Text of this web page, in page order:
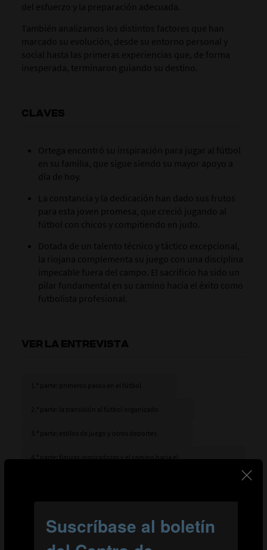
del esfuerzo y la preparación adecuada.
También analizamos los distintos factores que han
marcado su evolución, desde su entorno personal y
social hasta las primeras experiencias que, de forma
inesperada, terminaron guiando su destino.
CLAVES
Ortega encontró su inspiración para jugar al fútbol
en su familia, que sigue siendo su mayor apoyo a
día de hoy.
La constancia y la dedicación han dado sus frutos
para esta joven promesa, que creció jugando al
fútbol con chicos y compitiendo en judo.
Dotada de un talento técnico y táctico excepcional,
la riojana complementa su juego con una disciplina
impecable fuera del campo. El sacrificio ha sido un
pilar fundamental en su camino hacia el éxito como
futbolista profesional.
VER LA ENTREVISTA
LEER EL RESUMEN